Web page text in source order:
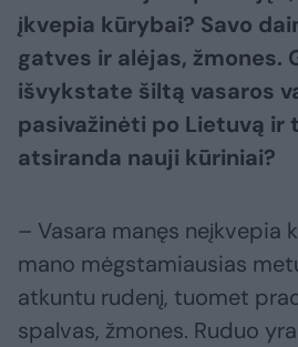
įkvepia kūrybai? Savo
gatves ir alėjas, žmones.
išvykstate šiltą vasaros
pasivažinėti po Lietuvą ir
atsiranda nauji kūriniai?
– Vasara manęs neįkvepia
mano mėgstamiausias
atkuntu rudenį, tuomet
spalvas, žmones. Ruduo